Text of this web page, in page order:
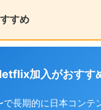
すめ
加入がおすす
で長期的に日本コンテ